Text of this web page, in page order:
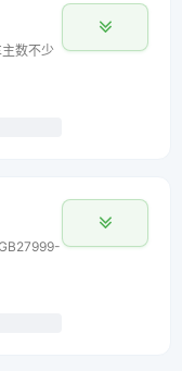
数不少